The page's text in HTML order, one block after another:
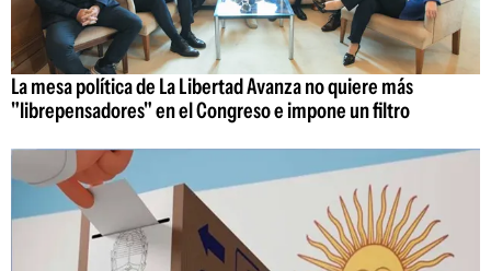
La mesa política de La Libertad Avanza no quiere más
"librepensadores" en el Congreso e impone un filtro